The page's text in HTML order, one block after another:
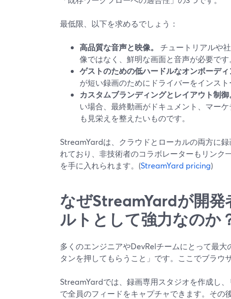
最低限、以下を求めるでしょう：
高品質な音声と映像。
チュートリアルや
像ではなく、鮮明な画面と音声が必要です
ゲストのための低ハードルなオンボーディ
が短い録画のためにドライバーをインスト
カスタムブランディングとレイアウト制御
い場合、最終動画がドキュメント、マー
も見栄えを整えたいものです。
StreamYardは、クラウドとローカルの両方に
れており、非技術者のコラボレーターもリン
を手に入れられます。(StreamYard pricing)
なぜStreamYardが開
ルトとして強力なのか
多くのエンジニアやDevRelチームにとって最
タンを押してもらうこと」です。ここでブラウ
StreamYardでは、録画専用スタジオを作成し
で全員のフィードをキャプチャできます。その